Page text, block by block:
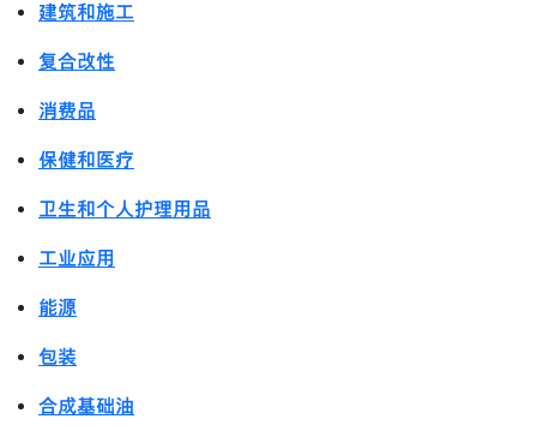
建筑和施工
复合改性
消费品
保健和医疗
卫生和个人护理用品
工业应用
能源
包装
合成基础油